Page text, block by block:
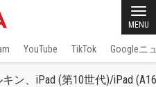
MENU
YouTube TikTok Googleニ
ン、iPad (第10世代)/iPad